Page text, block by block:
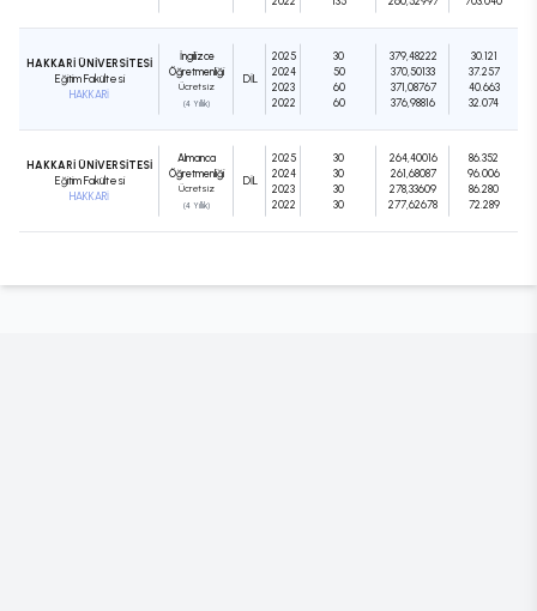
HAKKARİ ÜNİVERSİTESİ
Eğitim Fakültesi
HAKKARİ
İngilizce
Öğretmenliği
Ücretsiz
(4 Yıllık)
DIL
2025
2024
2023
2022
30
50
60
60
379,48222
370,50133
371,08767
376,98816
30.121
37.257
40.663
32.074
HAKKARİ ÜNİVERSİTESİ
Eğitim Fakültesi
HAKKARİ
Almanca
Öğretmenliği
Ücretsiz
(4 Yıllık)
DIL
2025
2024
2023
2022
30
30
30
30
264,40016
261,68087
278,33609
277,62678
86.352
96.006
86.280
72.289